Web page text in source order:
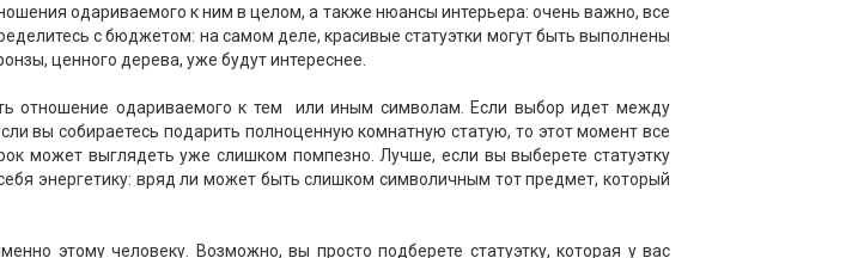
одариваемого к ним в целом, а также нюансы интерьера: очень важно, все
с бюджетом: на самом деле, красивые статуэтки могут быть выполнены
ценного дерева, уже будут интереснее.
отношение одариваемого к тем или иным символам. Если выбор идет между
вы собираетесь подарить полноценную комнатную статую, то этот момент все
может выглядеть уже слишком помпезно. Лучше, если вы выберете статуэтку
энергетику: вряд ли может быть слишком символичным тот предмет, который
этому человеку. Возможно, вы просто подберете статуэтку, которая у вас